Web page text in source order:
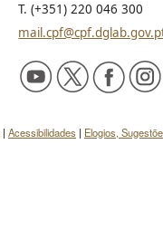
T. (+351) 220 046 300
| Acessibilidades | Elogios,